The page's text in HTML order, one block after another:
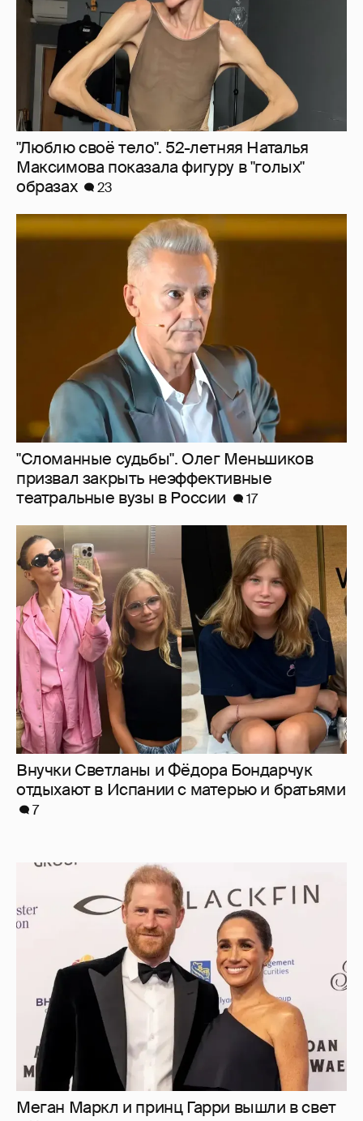
"Сломанные судьбы". Олег Меньшиков
призвал закрыть неэффективные
театральные вузы в России
Внучки Светланы и Фёдора Бондарчук
отдыхают в Испании с матерью и братьями
7
Меган Маркл и принц Гарри вышли в свет
в Канаде